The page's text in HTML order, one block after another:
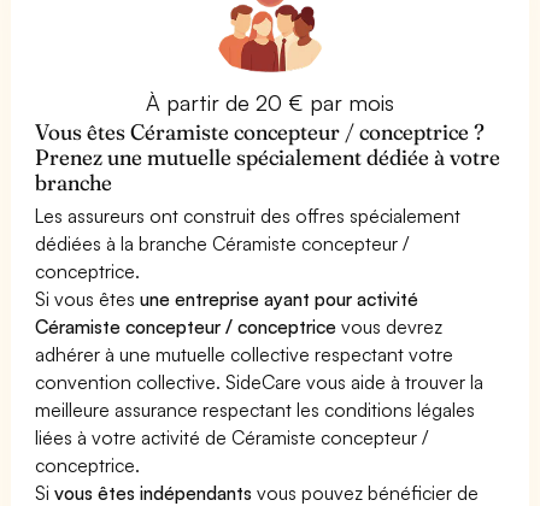
À partir de 20 € par mois
Vous êtes Céramiste concepteur / conceptrice ?
Prenez une mutuelle spécialement dédiée à votre
branche
Les assureurs ont construit des offres spécialement
dédiées à la branche Céramiste concepteur /
conceptrice.
Si vous êtesune entreprise ayant pour activité
Céramiste concepteur / conceptrice vous devrez
adhérer à une mutuelle collective respectant votre
convention collective. SideCare vous aide à trouver la
meilleure assurance respectant les conditions légales
liées à votre activité de Céramiste concepteur /
conceptrice.
Sivous êtes indépendants vous pouvez bénéficier de